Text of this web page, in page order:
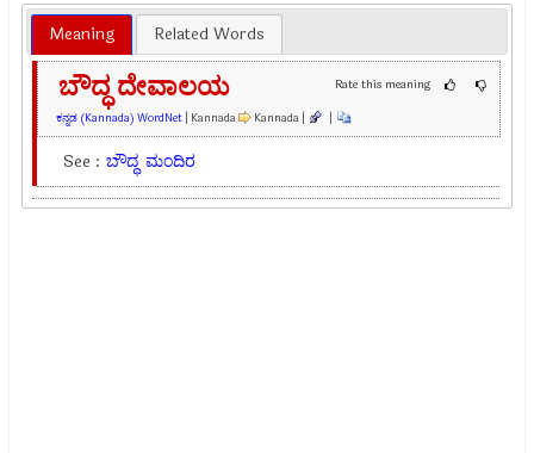
Meaning Related Words
Rate this meaning
ಬೌದ್ಧ ದೇವಾಲಯ
ಕನ್ನಡ (Kannada) WordNet | Kannada Kannada | |
See : ಬೌದ್ಧ ಮಂದಿರ